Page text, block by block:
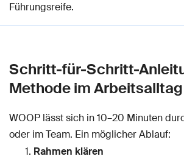
Führungsreife.
Schritt-für-Schritt-
Methode im
WOOP lässt sich in 10–20 Minuten
oder im Team. Ein möglicher Ablauf:
Rahmen klären